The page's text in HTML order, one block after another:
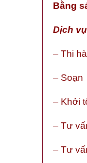
Bằng
Dịch
– Thi
–
– Khởi
– Tư
– Tư